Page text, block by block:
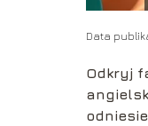
Data
Odkryj